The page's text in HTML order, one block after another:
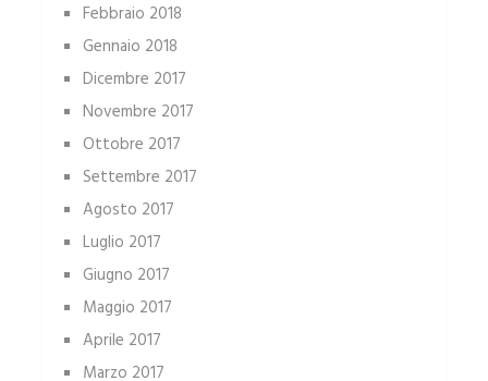
Febbraio 2018
Gennaio 2018
Dicembre 2017
Novembre 2017
Ottobre 2017
Settembre 2017
Agosto 2017
Luglio 2017
Giugno 2017
Maggio 2017
Aprile 2017
Marzo 2017